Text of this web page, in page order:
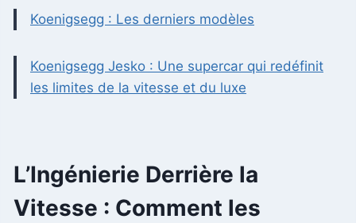
Koenigsegg : Les derniers modèles
Koenigsegg Jesko : Une supercar qui redéfinit
les limites de la vitesse et du luxe
L’Ingénierie Derrière la
Vitesse : Comment les